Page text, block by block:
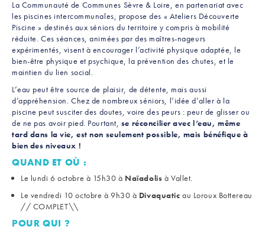
La Communauté de Communes Sèvre & Loire, en partenariat avec
les piscines intercommunales, propose des « Ateliers Découverte
Piscine » destinés aux séniors du territoire y compris à mobilité
réduite. Ces séances, animées par des maîtres-nageurs
expérimentés, visent à encourager l’activité physique adaptée, le
bien-être physique et psychique, la prévention des chutes, et le
maintien du lien social.
L’eau peut être source de plaisir, de détente, mais aussi
d’appréhension. Chez de nombreux séniors, l’idée d’aller à la
piscine peut susciter des doutes, voire des peurs : peur de glisser ou
de ne pas avoir pied. Pourtant, se réconcilier avec l’eau, même
tard dans la vie, est non seulement possible, mais bénéfique à
bien des niveaux !
QUAND ET OÙ :
Le lundi 6 octobre à 15h30 à Naïadolis à Vallet.
Le vendredi 10 octobre à 9h30 à Divaquatic au Loroux Bottereau
// COMPLET\\
POUR QUI ?